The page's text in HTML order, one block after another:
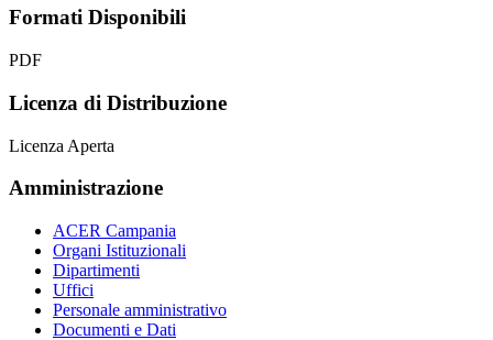
Formati Disponibili
PDF
Licenza di Distribuzione
Licenza Aperta
Amministrazione
ACER Campania
Organi Istituzionali
Dipartimenti
Uffici
Personale amministrativo
Documenti e Dati